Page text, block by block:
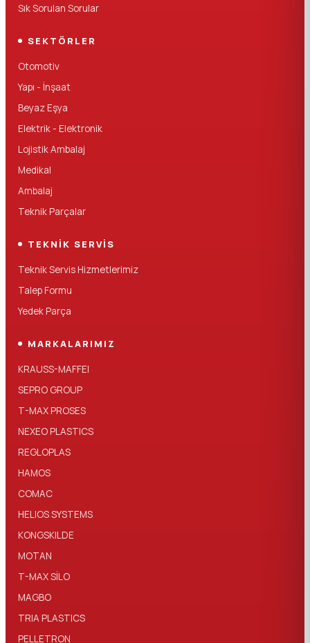
Sık Sorulan Sorular
SEKTÖRLER
Otomotiv
Yapı - İnşaat
Beyaz Eşya
Elektrik - Elektronik
Lojistik Ambalaj
Medikal
Ambalaj
Teknik Parçalar
TEKNIK SERVIS
Teknik Servis Hizmetlerimiz
Talep Formu
Yedek Parça
MARKALARIMIZ
KRAUSS-MAFFEI
SEPRO GROUP
T-MAX PROSES
NEXEO PLASTICS
REGLOPLAS
HAMOS
COMAC
HELIOS SYSTEMS
KONGSKILDE
MOTAN
T-MAX SİLO
MAGBO
TRIA PLASTICS
PELLETRON